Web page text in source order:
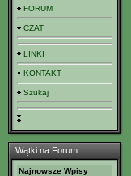
FORUM
CZAT
LINKI
KONTAKT
Szukaj
Wątki na Forum
Najnowsze Wpisy